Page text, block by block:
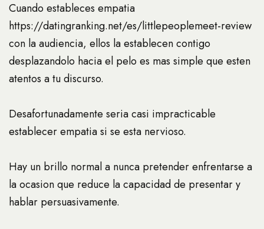
Cuando estableces empatia
https://datingranking.net/es/littlepeoplemeet-review
con la audiencia, ellos la establecen contigo
desplazandolo hacia el pelo es mas simple que esten
atentos a tu discurso.
Desafortunadamente seri­a casi impracticable
establecer empatia si se esta nervioso.
Hay un brillo normal a nunca pretender enfrentarse a
la ocasion que reduce la capacidad de presentar y
hablar persuasivamente.